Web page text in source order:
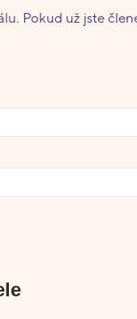
Pokud už jste